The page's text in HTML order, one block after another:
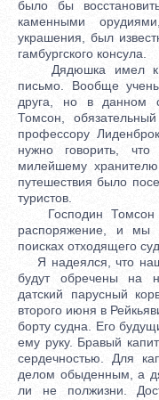
было бы
каменными
украшения, был
гамбургского консула.
Дядюшка имел к
письмо. Вообще
друга, но в данном
Томсон,
профессору
нужно говорить,
милейшему
путешествия было
туристов.
Господин Томсон
распоряжение, и
поисках отходящего
Я надеялся, что
будут обречены на
датский парусный
второго июня в
борту судна. Его
ему руку. Бравый
сердечностью. Для
делом обыденным, а
ли не полжизни.